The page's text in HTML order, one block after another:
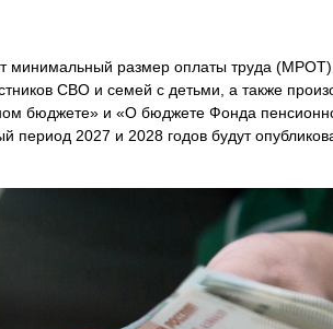
минимальный размер оплаты труда
СВО и семей с детьми, а также
бюджете» и «О бюджете Фонда
период 2027 и 2028 годов будут